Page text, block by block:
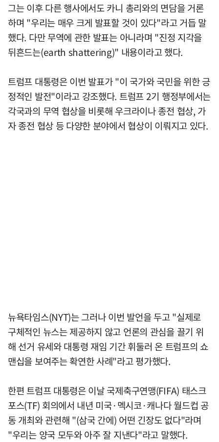
그는 이후 다른 행사에서도 카니 총리와의 면담을 거론
하며 "우리는 매우 크게 발표할 것이 있다"라고 거듭 말
했다. 다만 무역에 관한 발표는 아니라며 "진정 지각을
뒤흔드는(earth shattering)" 내용이라고 했다.
트럼프 대통령은 이번 발표가 "이 국가와 국민을 위한 긍
정적인 발전"이라고 강조했다. 트럼프 2기 행정부에서는
각국과의 무역 협상을 비롯해 우크라이나 종전 협상, 가
자 종전 협상 등 다양한 분야에서 협상이 이뤄지고 있다.
뉴욕타임스(NYT)는 그러나 이번 발언을 두고 "실제로
구체적인 뉴스는 제공하지 않고 언론의 관심을 끌기 위
해 선거 유세와 대통령 재임 기간 휘둘러 온 트럼프의 쇼
맨십을 보여주는 확연한 사례"라고 평가했다.
한편 트럼프 대통령은 이날 국제축구연맹(FIFA) 태스크
포스(TF) 회의에서 내년 미국·멕시코·캐나다 월드컵 공
동 개최와 관련해 "(삼국 간에) 어떤 긴장도 없다"라며
"우리는 양국 모두와 아주 잘 지낸다"라고 말했다.